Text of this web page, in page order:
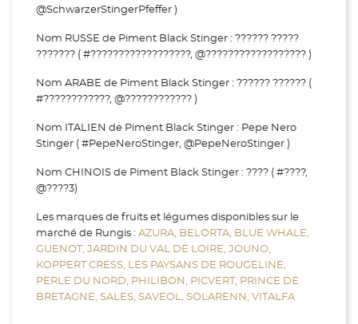
@SchwarzerStingerPfeffer )
Nom RUSSE de Piment Black Stinger : ?????? ?????
??????? ( #??????????????????, @?????????????????? )
Nom ARABE de Piment Black Stinger : ?????? ?????? (
#????????????, @???????????? )
Nom ITALIEN de Piment Black Stinger : Pepe Nero
Stinger ( #PepeNeroStinger, @PepeNeroStinger )
Nom CHINOIS de Piment Black Stinger : ???? ( #????,
@????3)
Les marques de fruits et légumes disponibles sur le
marché de Rungis : AZURA, BELORTA, BLUE WHALE,
GUENOT, JARDIN DU VAL DE LOIRE, JOUNO,
KOPPERT CRESS, LES PAYSANS DE ROUGELINE,
PERLE DU NORD, PHILIBON, PICVERT, PRINCE DE
BRETAGNE, SALES, SAVEOL, SOLARENN, VITALFA